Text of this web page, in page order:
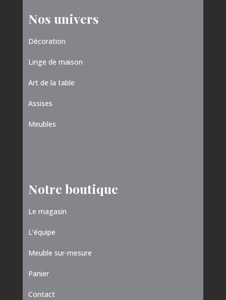
Nos univers
Décoration
Linge de maison
Art de la table
Assises
Meubles
Notre boutique
Le magasin
L’équipe
Meuble sur-mesure
Panier
Contact